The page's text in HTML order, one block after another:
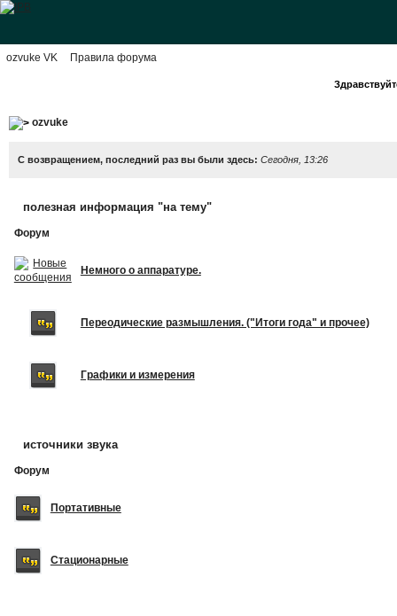
ozvuke VK Правила форума
ozvuke
С возвращением, последний раз вы были здесь: Сегодня, 13:26
полезная информация "на тему"
Форум
Немного о аппаратуре.
Переодические размышления. ("Итоги года" и прочее)
Графики и измерения
источники звука
Форум
Портативные
Стационарные